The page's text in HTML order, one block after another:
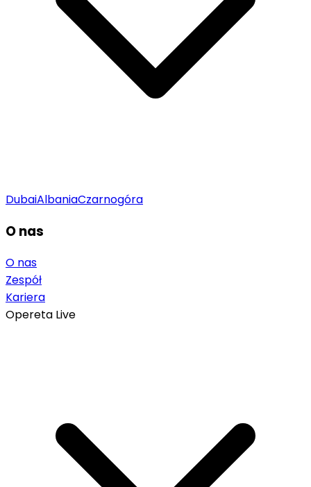
DubaiAlbaniaCzarnogóra
O nas
O nas
Zespół
Kariera
Opereta Live